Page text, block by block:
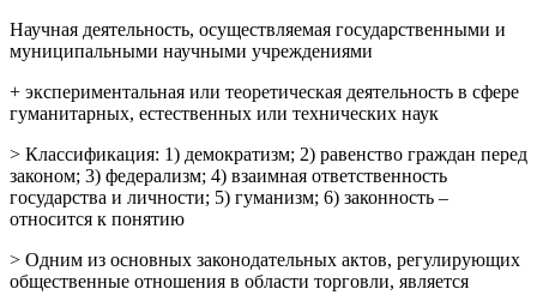
Научная деятельность, осуществляемая государственными и
муниципальными научными учреждениями
+ экспериментальная или теоретическая деятельность в сфере
гуманитарных, естественных или технических наук
> Классификация: 1) демократизм; 2) равенство граждан перед
законом; 3) федерализм; 4) взаимная ответственность
государства и личности; 5) гуманизм; 6) законность –
относится к понятию
> Одним из основных законодательных актов, регулирующих
общественные отношения в области торговли, является